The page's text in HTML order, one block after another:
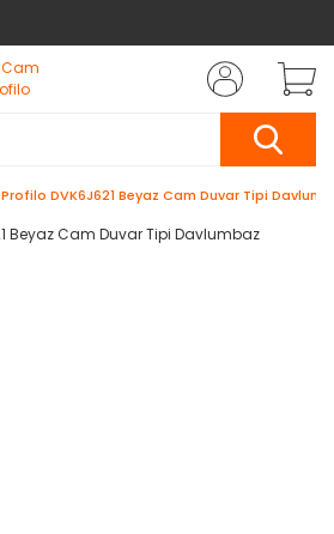
Profilo DVK6J621 Beyaz Cam Duvar Tipi